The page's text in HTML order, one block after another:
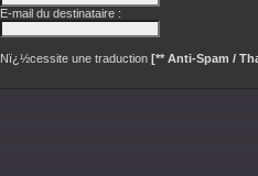
E-mail du destinataire :
Nï¿½cessite une traduction [** Anti-Spam /